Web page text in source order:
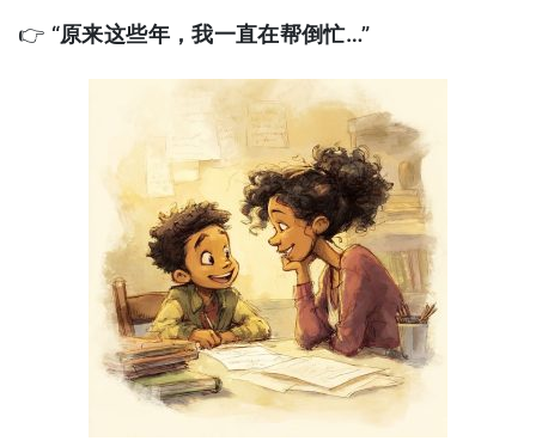
👉 “原来这些年，我一直在帮倒忙…”